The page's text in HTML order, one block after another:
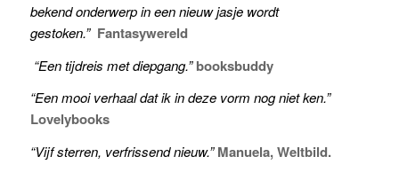
bekend onderwerp in een nieuw jasje wordt
gestoken.” Fantasywereld
“Een tijdreis met diepgang.”booksbuddy
“Een mooi verhaal dat ik in deze vorm nog niet ken.”
Lovelybooks
“Vijf sterren, verfrissend nieuw.” Manuela, Weltbild.